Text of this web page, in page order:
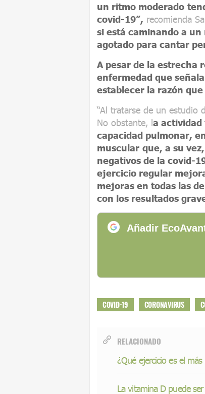
un ritmo moderado
covid-19”, recomienda
si está caminando a
agotado para cantar
A pesar de la estrecha
enfermedad que
establecer la razón
“Al tratarse de un estudio
No obstante, la actividad
capacidad pulmonar,
muscular que, a su
negativos de la covid-
ejercicio regular
mejoras en todas las
con los resultados
Añadir
COVID-19 CORONAVIRUS
RELACIONADO
¿Qué ejercicio es el
La vitamina D puede